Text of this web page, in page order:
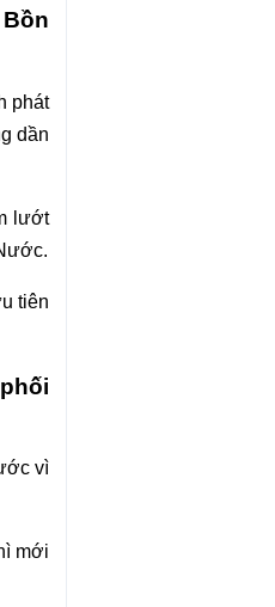
phát
dần
lướt
tiên
vì
mới